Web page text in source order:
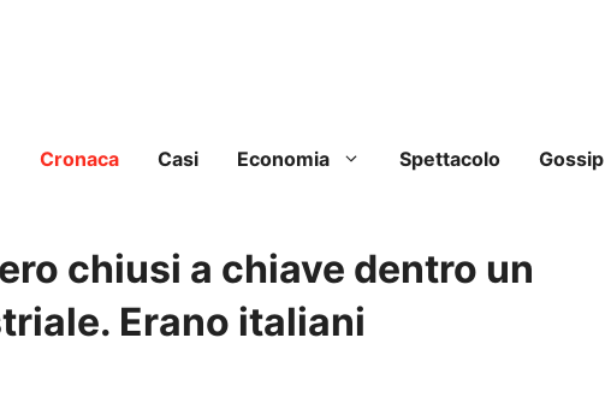
Cronaca Casi Economia Spettacolo Gossip
chiusi a chiave dentro un
Erano italiani